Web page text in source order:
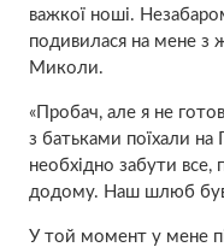
важкої ноші.
подивилася на мене з
Миколи.
«Пробач, але я не
з батьками поїхали на
необхідно забути все,
додому. Наш шлюб
У той момент у мене